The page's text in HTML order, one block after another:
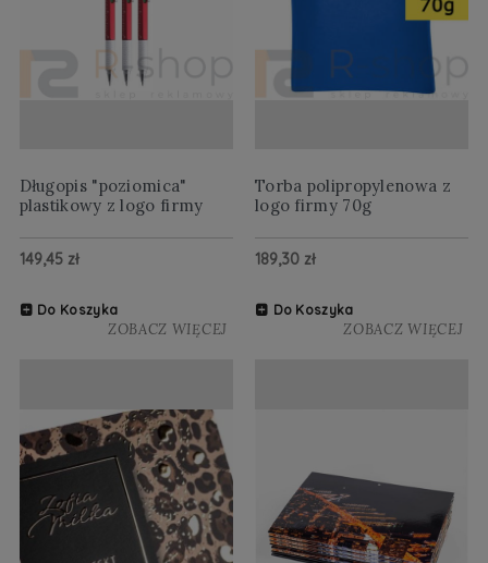
Długopis "poziomica"
plastikowy z logo firmy
149,45 zł
Do Koszyka
ZOBACZ WIĘCEJ
Torba polipropylenowa z
logo firmy 70g
189,30 zł
Do Koszyka
ZOBACZ WIĘCEJ